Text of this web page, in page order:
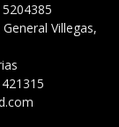
Villegas,